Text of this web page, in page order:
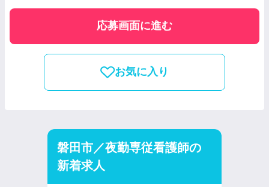
応募画面に進む
お気に入り
磐田市／夜勤専従看護師の
新着求人